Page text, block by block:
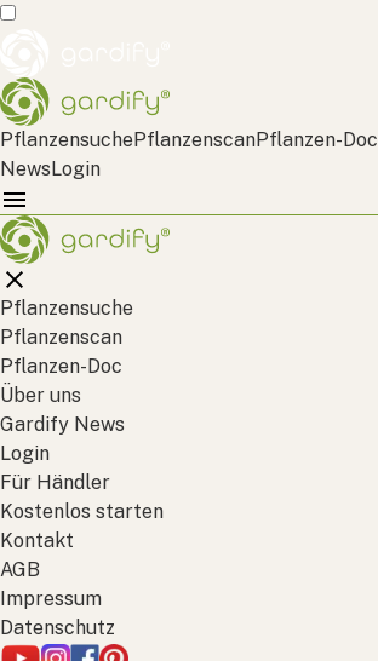
PflanzensuchePflanzenscanPflanzen-Doc
NewsLogin
Pflanzensuche
Pflanzenscan
Pflanzen-Doc
Über uns
Gardify News
Login
Für Händler
Kostenlos starten
Kontakt
AGB
Impressum
Datenschutz